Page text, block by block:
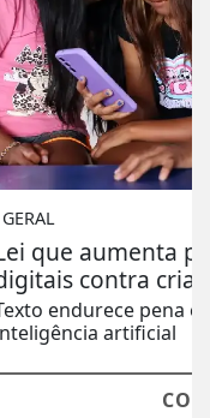
crimes
uso de